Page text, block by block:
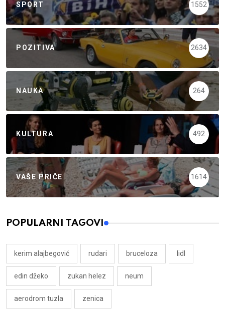
SPORT 1552
POZITIVA 2634
NAUKA 264
KULTURA 492
VAŠE PRIČE 1614
POPULARNI TAGOVI
kerim alajbegović rudari bruceloza lidl
edin džeko zukan helez neum
aerodrom tuzla zenica